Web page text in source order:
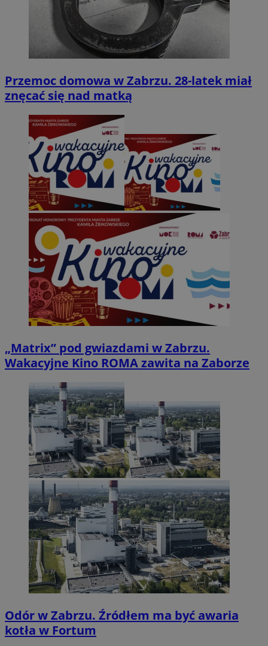
Przemoc domowa w Zabrzu. 28-latek miał
znęcać się nad matką
„Matrix” pod gwiazdami w Zabrzu.
Wakacyjne Kino ROMA zawita na Zaborze
Odór w Zabrzu. Źródłem ma być awaria
kotła w Fortum